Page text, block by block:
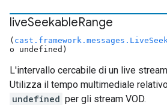
liveSeekableRange
(
o undefined)
L'intervallo cercabile di un live
Utilizza il tempo multimediale
undefined per gli stream VOD.